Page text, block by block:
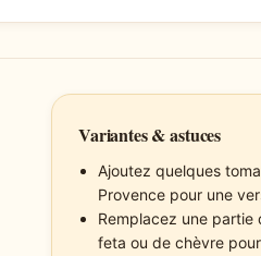
Variantes & astuces
Ajoutez quelques
Provence pour une
Remplacez une
feta ou de chèvre